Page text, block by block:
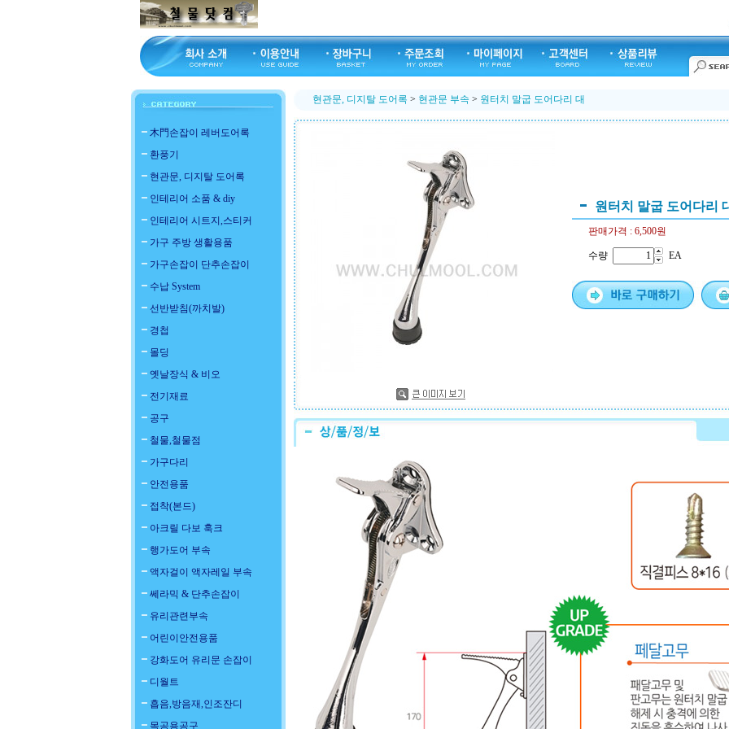
木門손잡이 레버도어록
환풍기
현관문, 디지탈 도어록
인테리어 소품 & diy
인테리어 시트지,스티커
가구 주방 생활용품
가구손잡이 단추손잡이
수납 System
선반받침(까치발)
경첩
몰딩
옛날장식 & 비오
전기재료
공구
철물,철물점
가구다리
안전용품
접착(본드)
아크릴 다보 훅크
행가도어 부속
액자걸이 액자레일 부속
쎄라믹 & 단추손잡이
유리관련부속
어린이안전용품
강화도어 유리문 손잡이
디월트
흡음,방음재,인조잔디
목공용공구
현관문, 디지탈 도어록 > 현관문 부속 > 원터치 말굽 도어다리 대
원터치 말굽 도어다리
판매가격 : 6,500원
수량 EA